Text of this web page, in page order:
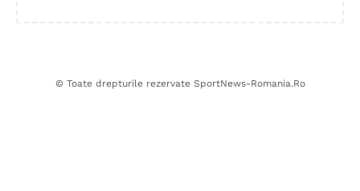
© Toate drepturile rezervate SportNews-Romania.Ro